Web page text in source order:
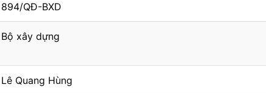
894/QĐ-BXD
Bộ xây dựng
Lê Quang Hùng